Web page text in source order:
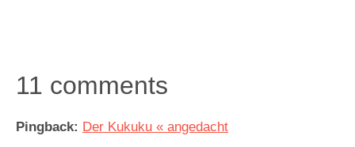
11 comments
Pingback: Der Kukuku « angedacht